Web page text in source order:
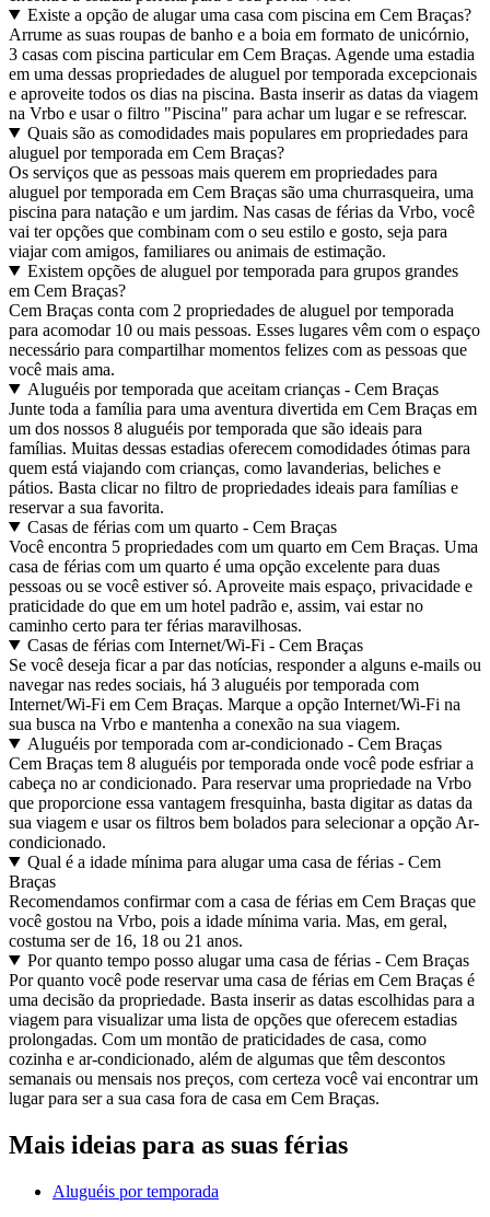
Existe a opção de alugar uma casa com piscina em Cem Braças?
Arrume as suas roupas de banho e a boia em formato de unicórnio,
3 casas com piscina particular em Cem Braças. Agende uma estadia
em uma dessas propriedades de aluguel por temporada excepcionais
e aproveite todos os dias na piscina. Basta inserir as datas da viagem
na Vrbo e usar o filtro "Piscina" para achar um lugar e se refrescar.
Quais são as comodidades mais populares em propriedades para
aluguel por temporada em Cem Braças?
Os serviços que as pessoas mais querem em propriedades para
aluguel por temporada em Cem Braças são uma churrasqueira, uma
piscina para natação e um jardim. Nas casas de férias da Vrbo, você
vai ter opções que combinam com o seu estilo e gosto, seja para
viajar com amigos, familiares ou animais de estimação.
Existem opções de aluguel por temporada para grupos grandes
em Cem Braças?
Cem Braças conta com 2 propriedades de aluguel por temporada
para acomodar 10 ou mais pessoas. Esses lugares vêm com o espaço
necessário para compartilhar momentos felizes com as pessoas que
você mais ama.
Aluguéis por temporada que aceitam crianças - Cem Braças
Junte toda a família para uma aventura divertida em Cem Braças em
um dos nossos 8 aluguéis por temporada que são ideais para
famílias. Muitas dessas estadias oferecem comodidades ótimas para
quem está viajando com crianças, como lavanderias, beliches e
pátios. Basta clicar no filtro de propriedades ideais para famílias e
reservar a sua favorita.
Casas de férias com um quarto - Cem Braças
Você encontra 5 propriedades com um quarto em Cem Braças. Uma
casa de férias com um quarto é uma opção excelente para duas
pessoas ou se você estiver só. Aproveite mais espaço, privacidade e
praticidade do que em um hotel padrão e, assim, vai estar no
caminho certo para ter férias maravilhosas.
Casas de férias com Internet/Wi-Fi - Cem Braças
Se você deseja ficar a par das notícias, responder a alguns e-mails ou
navegar nas redes sociais, há 3 aluguéis por temporada com
Internet/Wi-Fi em Cem Braças. Marque a opção Internet/Wi-Fi na
sua busca na Vrbo e mantenha a conexão na sua viagem.
Aluguéis por temporada com ar-condicionado - Cem Braças
Cem Braças tem 8 aluguéis por temporada onde você pode esfriar a
cabeça no ar condicionado. Para reservar uma propriedade na Vrbo
que proporcione essa vantagem fresquinha, basta digitar as datas da
sua viagem e usar os filtros bem bolados para selecionar a opção Ar-
condicionado.
Qual é a idade mínima para alugar uma casa de férias - Cem
Braças
Recomendamos confirmar com a casa de férias em Cem Braças que
você gostou na Vrbo, pois a idade mínima varia. Mas, em geral,
costuma ser de 16, 18 ou 21 anos.
Por quanto tempo posso alugar uma casa de férias - Cem Braças
Por quanto você pode reservar uma casa de férias em Cem Braças é
uma decisão da propriedade. Basta inserir as datas escolhidas para a
viagem para visualizar uma lista de opções que oferecem estadias
prolongadas. Com um montão de praticidades de casa, como
cozinha e ar-condicionado, além de algumas que têm descontos
semanais ou mensais nos preços, com certeza você vai encontrar um
lugar para ser a sua casa fora de casa em Cem Braças.
Mais ideias para as suas férias
Aluguéis por temporada